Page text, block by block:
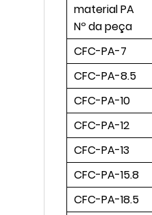
material PA
Nº da peça
CFC-PA-7
CFC-PA-8.5
CFC-PA-10
CFC-PA-12
CFC-PA-13
CFC-PA-15.8
CFC-PA-18.5